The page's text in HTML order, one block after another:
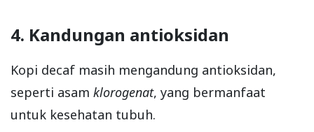
4. Kandungan antioksidan
Kopi decaf masih mengandung antioksidan,
seperti asam klorogenat, yang bermanfaat
untuk kesehatan tubuh.